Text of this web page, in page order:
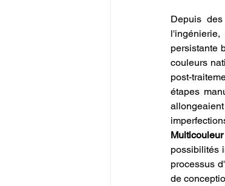
Depuis
persistante
couleurs
post-
étapes
Multicouleur
possibilités
processus
de